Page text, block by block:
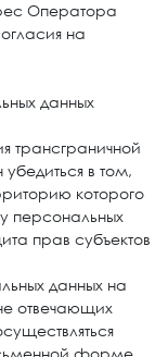
Оператора
на
данных
трансграничной
в том,
которого
персональных
прав субъектов
данных на
отвечающих
форме